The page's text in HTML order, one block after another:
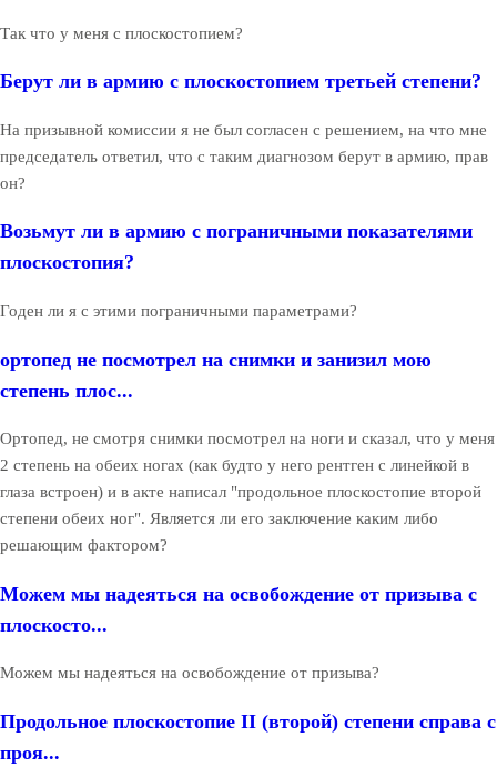
Так что у меня с плоскостопием?
Берут ли в армию с плоскостопием третьей степени?
На призывной комиссии я не был согласен с решением, на что мне
председатель ответил, что с таким диагнозом берут в армию, прав
он?
Возьмут ли в армию с пограничными показателями
плоскостопия?
Годен ли я с этими пограничными параметрами?
ортопед не посмотрел на снимки и занизил мою
степень плос...
Ортопед, не смотря снимки посмотрел на ноги и сказал, что у меня
2 степень на обеих ногах (как будто у него рентген с линейкой в
глаза встроен) и в акте написал "продольное плоскостопие второй
степени обеих ног". Является ли его заключение каким либо
решающим фактором?
Можем мы надеяться на освобождение от призыва с
плоскосто...
Можем мы надеяться на освобождение от призыва?
Продольное плоскостопие II (второй) степени справа с
проя...